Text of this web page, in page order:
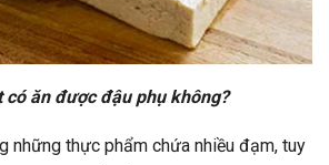
có ăn được đậu phụ không?
những thực phẩm chứa nhiều đạm, tuy